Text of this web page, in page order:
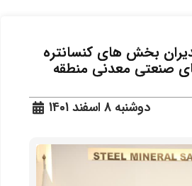
بخش های کنسانتره
صنعتی معدنی منطقه
دوشنبه 8 اسفند 1401